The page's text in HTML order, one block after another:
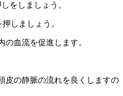
をしましょう。
しましょう。
血流を促進します。
皮の静脈の流れを良くしますの